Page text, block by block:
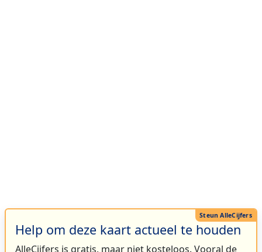
Help om deze kaart actueel te houden
AlleCijfers is gratis, maar niet kosteloos. Vooral de